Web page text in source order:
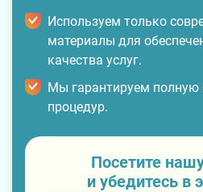
Используем только
материалы для
качества услуг.
Мы гарантируем полную
процедур.
Посетите
и убедитесь в